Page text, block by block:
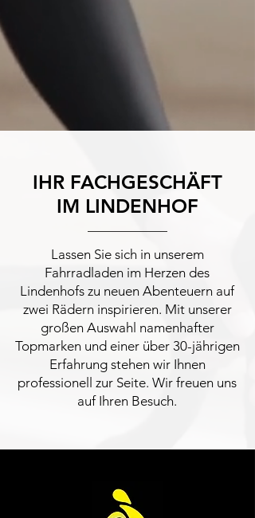
IHR FACHGESCHÄFT
IM LINDENHOF
Lassen Sie sich in unserem
Fahrradladen im Herzen des
Lindenhofs zu neuen Abenteuern auf
zwei Rädern inspirieren. Mit unserer
großen Auswahl namenhafter
Topmarken und einer über 30-jährigen
Erfahrung stehen wir Ihnen
professionell zur Seite. Wir freuen uns
auf Ihren Besuch.